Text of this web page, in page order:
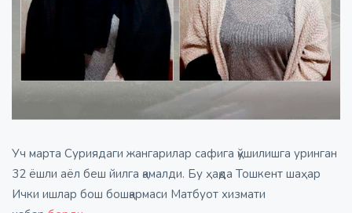
Уч марта Суриядаги жангарилар сафига қўшилишга уринган
32 ёшли аёл беш йилга қамалди. Бу ҳақда Тошкент шаҳар
Ички ишлар бош бошқармаси Матбуот хизмати